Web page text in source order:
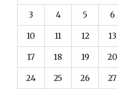
3 4 5 6
10 11 12 13
17 18 19 20
24 25 26 27